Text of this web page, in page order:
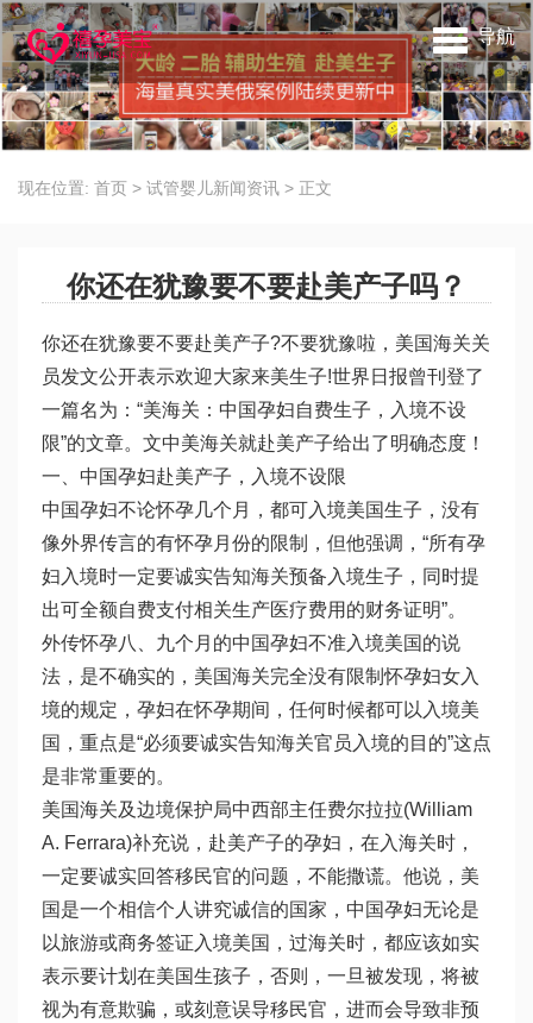
导航
现在位置: 首页 > 试管婴儿新闻资讯 > 正文
你还在犹豫要不要赴美产子吗？
你还在犹豫要不要赴美产子?不要犹豫啦，美国海关关
员发文公开表示欢迎大家来美生子!世界日报曾刊登了
一篇名为：“美海关：中国孕妇自费生子，入境不设
限”的文章。文中美海关就赴美产子给出了明确态度！
一、中国孕妇赴美产子，入境不设限
中国孕妇不论怀孕几个月，都可入境美国生子，没有
像外界传言的有怀孕月份的限制，但他强调，“所有孕
妇入境时一定要诚实告知海关预备入境生子，同时提
出可全额自费支付相关生产医疗费用的财务证明”。
外传怀孕八、九个月的中国孕妇不准入境美国的说
法，是不确实的，美国海关完全没有限制怀孕妇女入
境的规定，孕妇在怀孕期间，任何时候都可以入境美
国，重点是“必须要诚实告知海关官员入境的目的”这点
是非常重要的。
美国海关及边境保护局中西部主任费尔拉拉(William
A. Ferrara)补充说，赴美产子的孕妇，在入海关时，
一定要诚实回答移民官的问题，不能撒谎。他说，美
国是一个相信个人讲究诚信的国家，中国孕妇无论是
以旅游或商务签证入境美国，过海关时，都应该如实
表示要计划在美国生孩子，否则，一旦被发现，将被
视为有意欺骗，或刻意误导移民官，进而会导致非预